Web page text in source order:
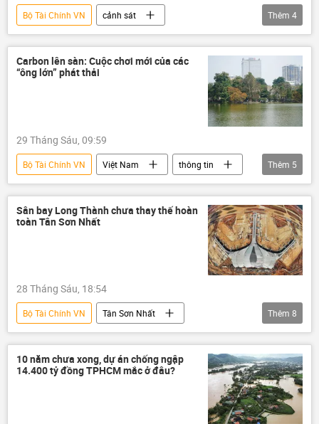
Bộ Tài Chính VN
cảnh sát
Cảnh sát Việt Nam
Chính trị
Việt Nam
Bộ Công an Việt Nam
Thêm 4
Carbon lên sàn: Cuộc chơi mới của các
“ông lớn” phát thải
29 Tháng Sáu, 09:59
Bộ Tài Chính VN Việt Nam
thông tin
môi trường
sinh thái-môi trường
Bộ Tài nguyên và Môi trường
thị trường chứng khoán
sàn chứng khoán
Thêm 5
Sân bay Long Thành chưa thay thế hoàn
toàn Tân Sơn Nhất
28 Tháng Sáu, 18:54
Bộ Tài Chính VN
Tân Sơn Nhất
Long Thành
Sân bay Long Thành
Việt Nam
Bộ Xây dựng
Lê Minh Hưng
Sân bay
Thêm 8
10 năm chưa xong, dự án chống ngập
14.400 tỷ đồng TPHCM mắc ở đâu?